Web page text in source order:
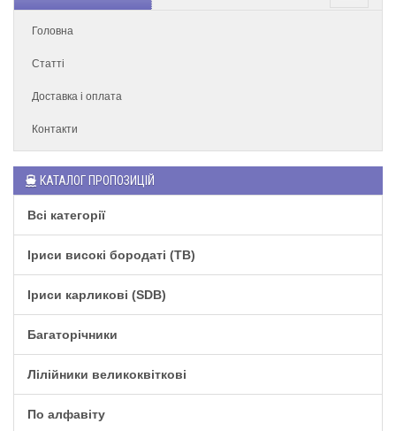
Головна
Статті
Доставка і оплата
Контакти
КАТАЛОГ ПРОПОЗИЦІЙ
Всі категорії
Іриси високі бородаті (TB)
Іриси карликові (SDB)
Багаторічники
Лілійники великоквіткові
По алфавіту